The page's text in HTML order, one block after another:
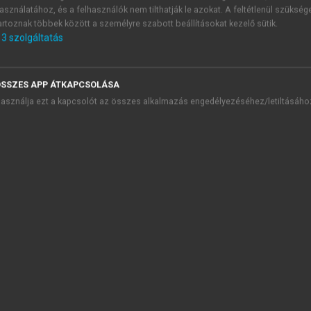
VAGY ESŐERDŐ? Az üzleti kapcsolatok hálójában
és a felhasználók nem tilthatják le azokat. A feltétlenül
többek között a személyre szabott beállításokat kezelő sütik.
3 szolgáltatás
APP ÁTKAPCSOLÁSA
ezt a kapcsolót az összes alkalmazás engedélyezéséhez/